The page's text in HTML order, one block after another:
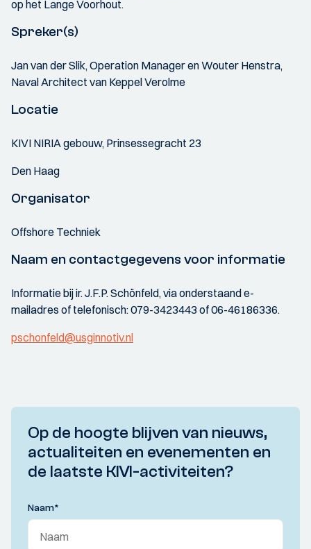
op het Lange Voorhout.
Spreker(s)
Jan van der Slik, Operation Manager en Wouter Henstra,
Naval Architect van Keppel Verolme
Locatie
KIVI NIRIA gebouw, Prinsessegracht 23
Den Haag
Organisator
Offshore Techniek
Naam en contactgegevens voor informatie
Informatie bij ir. J.F.P. Schönfeld, via onderstaand e-
mailadres of telefonisch: 079-3423443 of 06-46186336.
pschonfeld@usginnotiv.nl
Op de hoogte blijven van nieuws,
actualiteiten en evenementen en
de laatste KIVI-activiteiten?
Naam*